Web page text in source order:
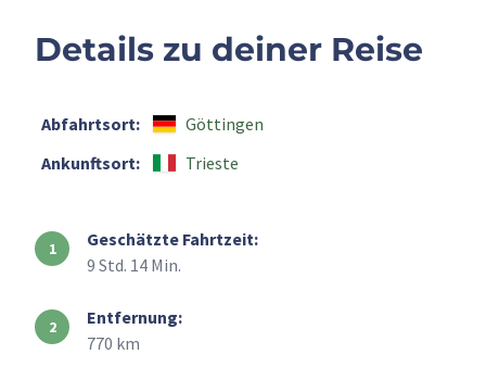
Details zu deiner Reise
Abfahrtsort:
Göttingen
Ankunftsort:
Trieste
Geschätzte Fahrtzeit:
9 Std. 14 Min.
Entfernung:
770 km